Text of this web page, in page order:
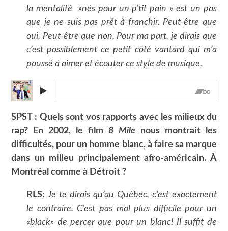
la mentalité »nés pour un p’tit pain » est un pas
que je ne suis pas prêt à franchir. Peut-être que
oui. Peut-être que non. Pour ma part, je dirais que
c’est possiblement ce petit côté vantard qui m’a
poussé à aimer et écouter ce style de musique.
SPST : Quels sont vos rapports avec les milieux du
rap? En 2002, le film 8 Mile nous montrait les
difficultés, pour un homme blanc, à faire sa marque
dans un milieu principalement afro-américain. À
Montréal comme à Détroit ?
RLS: Je te dirais qu’au Québec, c’est exactement
le contraire. C’est pas mal plus difficile pour un
«black» de percer que pour un blanc! Il suffit de